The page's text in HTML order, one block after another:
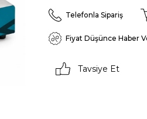
Telefonla Sipariş
Fiyat Düşünce Haber
Tavsiye Et